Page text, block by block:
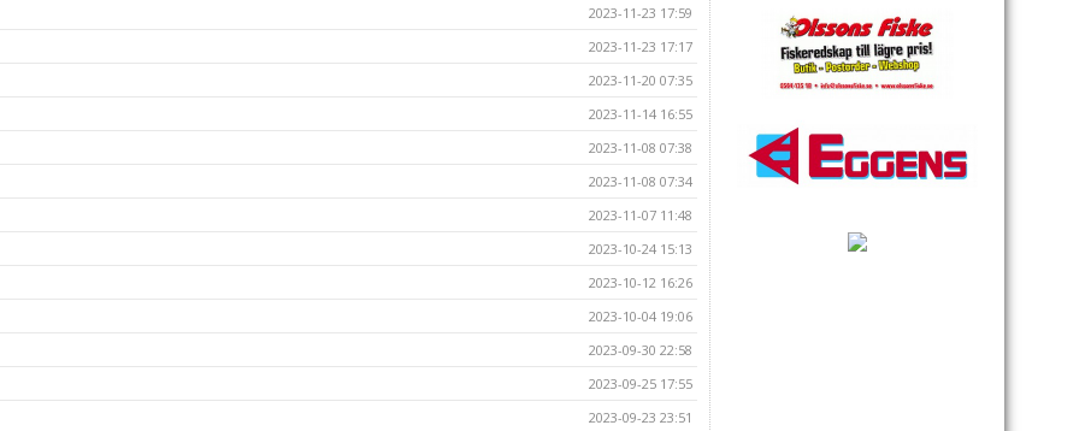
2023-11-23 17:59
2023-11-23 17:17
2023-11-20 07:35
2023-11-14 16:55
2023-11-08 07:38
2023-11-08 07:34
2023-11-07 11:48
2023-10-24 15:13
2023-10-12 16:26
2023-10-04 19:06
2023-09-30 22:58
2023-09-25 17:55
2023-09-23 23:51